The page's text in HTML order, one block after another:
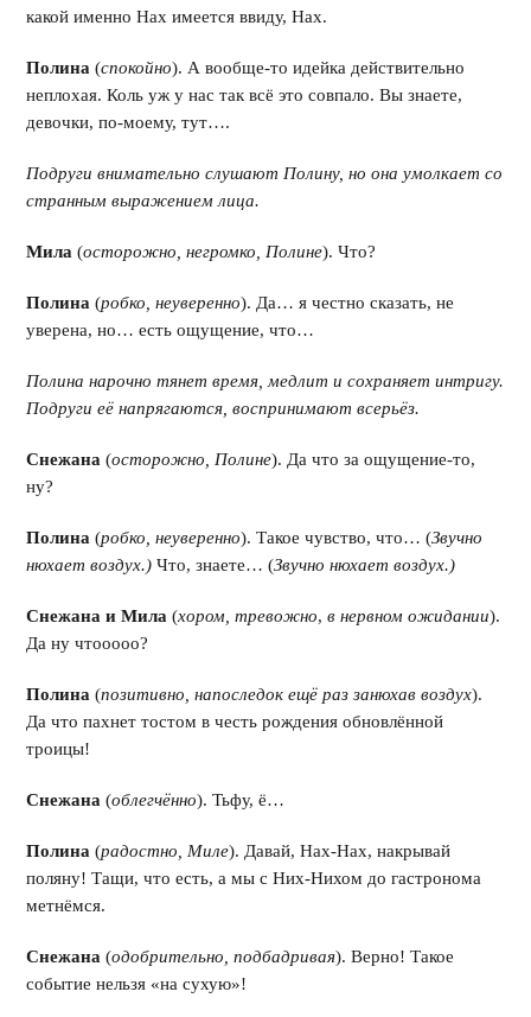
какой именно Нах имеется ввиду, Нах.
Полина(спокойно). А вообще-то идейка действительно
неплохая. Коль уж у нас так всё это совпало. Вы знаете,
девочки, по-моему, тут….
Подруги внимательно слушают Полину, но она умолкает со
странным выражением лица.
Мила (осторожно, негромко, Полине). Что?
Полина(робко, неуверенно). Да… я честно сказать, не
уверена, но… есть ощущение, что…
Полина нарочно тянет время, медлит и сохраняет интригу.
Подруги её напрягаются, воспринимают всерьёз.
Снежана(осторожно, Полине). Да что за ощущение-то,
ну?
Полина(робко, неуверенно). Такое чувство, что… (Звучно
нюхает воздух.)Что, знаете… (Звучно нюхает воздух.)
Снежана и Мила (хором, тревожно, в нервном ожидании).
Да ну чтооооо?
Полина(позитивно, напоследок ещё раз занюхав воздух).
Да что пахнет тостом в честь рождения обновлённой
троицы!
Снежана(облегчённо). Тьфу, ё…
Полина(радостно, Миле). Давай, Нах-Нах, накрывай
поляну! Тащи, что есть, а мы с Них-Нихом до гастронома
метнёмся.
Снежана(одобрительно, подбадривая). Верно! Такое
событие нельзя «на сухую»!